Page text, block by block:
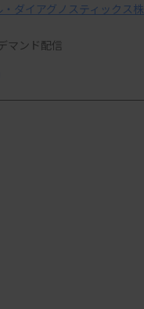
ダイアグノスティックス株
マンド配信